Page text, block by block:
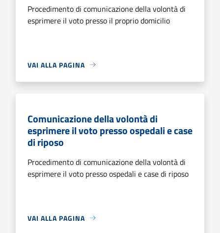
Procedimento di comunicazione della volontà di
esprimere il voto presso il proprio domicilio
VAI ALLA PAGINA
Comunicazione della volontà di
esprimere il voto presso ospedali e case
di riposo
Procedimento di comunicazione della volontà di
esprimere il voto presso ospedali e case di riposo
VAI ALLA PAGINA